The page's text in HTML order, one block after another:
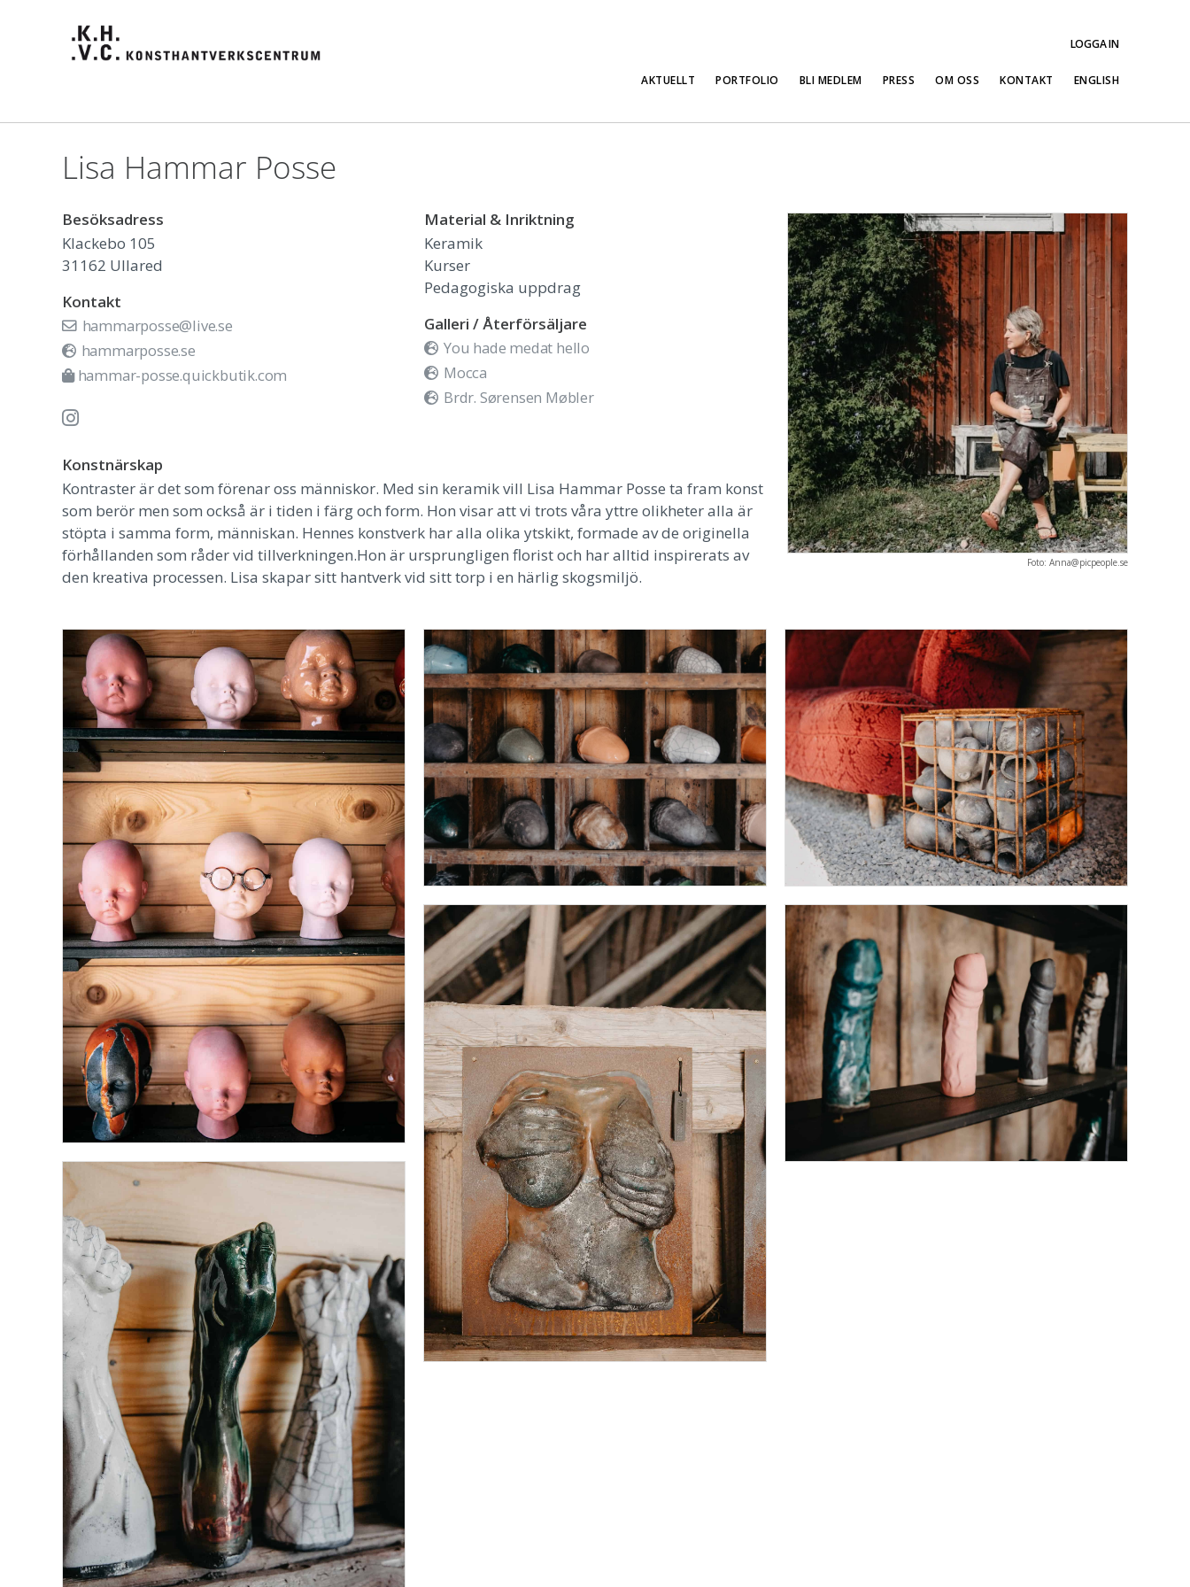
LOGGA IN
AKTUELLT PORTFOLIO BLI MEDLEM PRESS OM OSS KONTAKT ENGLISH
Lisa Hammar Posse
Besöksadress
Klackebo 105
31162 Ullared
Kontakt
hammarposse@live.se
hammarposse.se
hammar-posse.quickbutik.com
Material & Inriktning
Keramik
Kurser
Pedagogiska uppdrag
Galleri / Återförsäljare
You hade medat hello
Mocca
Brdr. Sørensen Møbler
Konstnärskap
Kontraster är det som förenar oss människor. Med sin keramik vill Lisa Hammar Posse ta fram konst
som berör men som också är i tiden i färg och form. Hon visar att vi trots våra yttre olikheter alla är
stöpta i samma form, människan. Hennes konstverk har alla olika ytskikt, formade av de originella
förhållanden som råder vid tillverkningen.Hon är ursprungligen florist och har alltid inspirerats av
den kreativa processen. Lisa skapar sitt hantverk vid sitt torp i en härlig skogsmiljö.
Foto: Anna@picpeople.se